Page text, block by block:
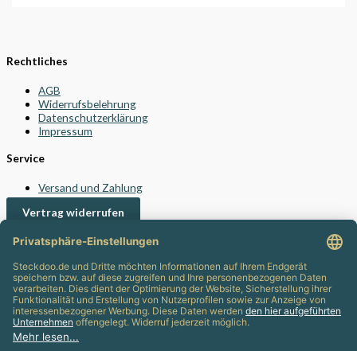
Rechtliches
AGB
Widerrufsbelehrung
Datenschutzerklärung
Impressum
Service
Versand und Zahlung
Vertrag widerrufen
Kontakt
24/7 Support
info@steckdoo.de
Kundenservice
Mein Konto